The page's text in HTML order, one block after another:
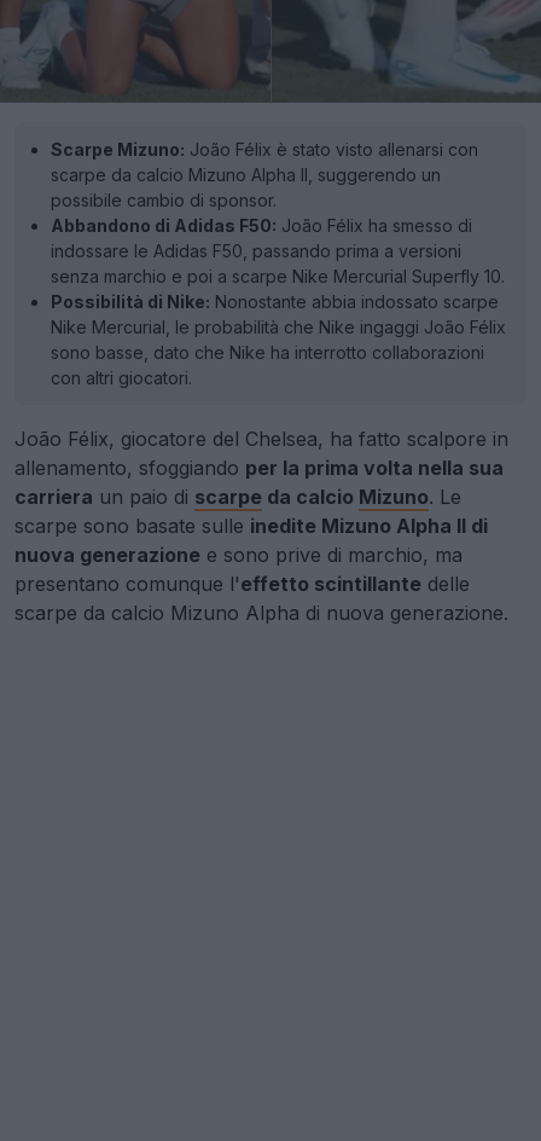
Scarpe Mizuno: João Félix è stato visto allenarsi con
scarpe da calcio Mizuno Alpha II, suggerendo un
possibile cambio di sponsor.
Abbandono di Adidas F50: João Félix ha smesso di
indossare le Adidas F50, passando prima a versioni
senza marchio e poi a scarpe Nike Mercurial Superfly 10.
Possibilità di Nike: Nonostante abbia indossato scarpe
Nike Mercurial, le probabilità che Nike ingaggi João Félix
sono basse, dato che Nike ha interrotto collaborazioni
con altri giocatori.
João Félix, giocatore del Chelsea, ha fatto scalpore in
allenamento, sfoggiando per la prima volta nella sua
carriera un paio di scarpe da calcio Mizuno. Le
scarpe sono basate sulle inedite Mizuno Alpha II di
nuova generazione e sono prive di marchio, ma
presentano comunque l'effetto scintillante delle
scarpe da calcio Mizuno Alpha di nuova generazione.